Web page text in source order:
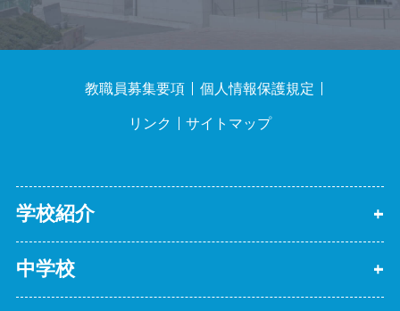
学校紹介
中学校
教職員募集要項 個人情報保護規定
リンク サイトマップ